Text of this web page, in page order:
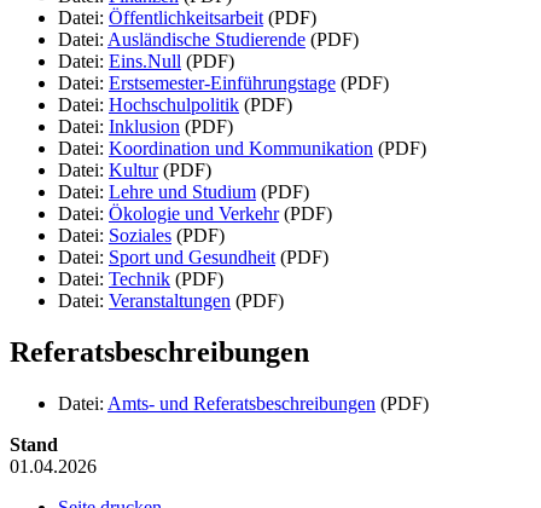
Datei: Öffentlichkeitsarbeit (PDF)
Datei: Ausländische Studierende (PDF)
Datei: Eins.Null (PDF)
Datei: Erstsemester-Einführungstage (PDF)
Datei: Hochschulpolitik (PDF)
Datei: Inklusion (PDF)
Datei: Koordination und Kommunikation (PDF)
Datei: Kultur(PDF)
Datei: Lehre und Studium (PDF)
Datei: Ökologie und Verkehr(PDF)
Datei: Soziales (PDF)
Datei: Sport und Gesundheit (PDF)
Datei: Technik (PDF)
Datei: Veranstaltungen (PDF)
Referatsbeschreibungen
Datei: Amts- und Referatsbeschreibungen (PDF)
Stand
01.04.2026